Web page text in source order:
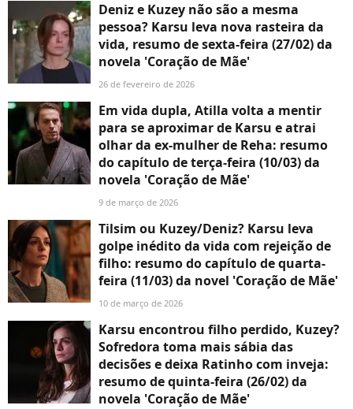
Deniz e Kuzey não são a mesma
pessoa? Karsu leva nova rasteira da
vida, resumo de sexta-feira (27/02) da
novela 'Coração de Mãe'
26 de fevereiro de 2026
Em vida dupla, Atilla volta a mentir
para se aproximar de Karsu e atrai
olhar da ex-mulher de Reha: resumo
do capítulo de terça-feira (10/03) da
novela 'Coração de Mãe'
9 de março de 2026
Tilsim ou Kuzey/Deniz? Karsu leva
golpe inédito da vida com rejeição de
filho: resumo do capítulo de quarta-
feira (11/03) da novel 'Coração de Mãe'
10 de março de 2026
Karsu encontrou filho perdido, Kuzey?
Sofredora toma mais sábia das
decisões e deixa Ratinho com inveja:
resumo de quinta-feira (26/02) da
novela 'Coração de Mãe'